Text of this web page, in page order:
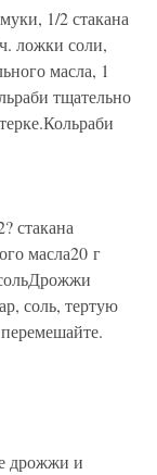
1/2 стакана
ложки соли,
масла, 1
тщательно
стакана
масла20 г
соль, тертую
дрожжи и